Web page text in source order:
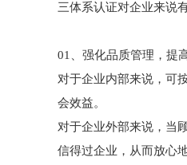
三体系认证对企业来说
01、强化品质管理，提
对于企业内部来说，可
会效益。
对于企业外部来说，当
信得过企业，从而放心